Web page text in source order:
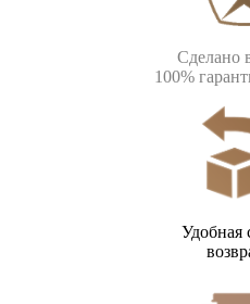
Сделано
100%
Удобная